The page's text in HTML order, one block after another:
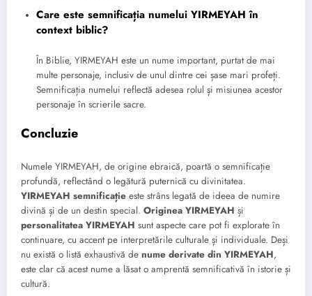
Care este semnificația numelui YIRMEYAH în
context biblic?
În Biblie, YIRMEYAH este un nume important, purtat de mai
multe personaje, inclusiv de unul dintre cei șase mari profeți.
Semnificația numelui reflectă adesea rolul și misiunea acestor
personaje în scrierile sacre.
Concluzie
Numele YIRMEYAH, de origine ebraică, poartă o semnificație
profundă, reflectând o legătură puternică cu divinitatea.
YIRMEYAH semnificație este strâns legată de ideea de numire
divină și de un destin special. Originea YIRMEYAH și
personalitatea YIRMEYAH sunt aspecte care pot fi explorate în
continuare, cu accent pe interpretările culturale și individuale. Deși
nu există o listă exhaustivă de nume derivate din YIRMEYAH,
este clar că acest nume a lăsat o amprentă semnificativă în istorie și
cultură.